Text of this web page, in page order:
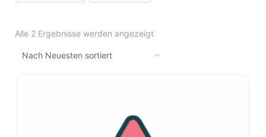
Alle 2 Ergebnisse werden angezeigt